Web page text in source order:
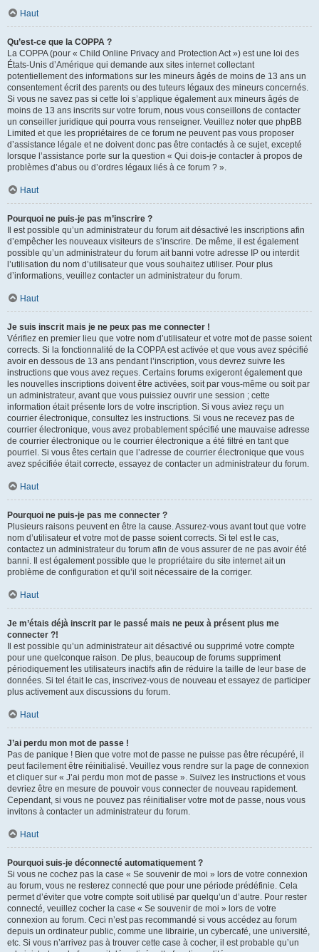
Haut
Qu’est-ce que la COPPA ?
La COPPA (pour « Child Online Privacy and Protection Act ») est une loi des
États-Unis d’Amérique qui demande aux sites internet collectant
potentiellement des informations sur les mineurs âgés de moins de 13 ans un
consentement écrit des parents ou des tuteurs légaux des mineurs concernés.
Si vous ne savez pas si cette loi s’applique également aux mineurs âgés de
moins de 13 ans inscrits sur votre forum, nous vous conseillons de contacter
un conseiller juridique qui pourra vous renseigner. Veuillez noter que phpBB
Limited et que les propriétaires de ce forum ne peuvent pas vous proposer
d’assistance légale et ne doivent donc pas être contactés à ce sujet, excepté
lorsque l’assistance porte sur la question « Qui dois-je contacter à propos de
problèmes d’abus ou d’ordres légaux liés à ce forum ? ».
Haut
Pourquoi ne puis-je pas m’inscrire ?
Il est possible qu’un administrateur du forum ait désactivé les inscriptions afin
d’empêcher les nouveaux visiteurs de s’inscrire. De même, il est également
possible qu’un administrateur du forum ait banni votre adresse IP ou interdit
l’utilisation du nom d’utilisateur que vous souhaitez utiliser. Pour plus
d’informations, veuillez contacter un administrateur du forum.
Haut
Je suis inscrit mais je ne peux pas me connecter !
Vérifiez en premier lieu que votre nom d’utilisateur et votre mot de passe soient
corrects. Si la fonctionnalité de la COPPA est activée et que vous avez spécifié
avoir en dessous de 13 ans pendant l’inscription, vous devrez suivre les
instructions que vous avez reçues. Certains forums exigeront également que
les nouvelles inscriptions doivent être activées, soit par vous-même ou soit par
un administrateur, avant que vous puissiez ouvrir une session ; cette
information était présente lors de votre inscription. Si vous aviez reçu un
courrier électronique, consultez les instructions. Si vous ne recevez pas de
courrier électronique, vous avez probablement spécifié une mauvaise adresse
de courrier électronique ou le courrier électronique a été filtré en tant que
pourriel. Si vous êtes certain que l’adresse de courrier électronique que vous
avez spécifiée était correcte, essayez de contacter un administrateur du forum.
Haut
Pourquoi ne puis-je pas me connecter ?
Plusieurs raisons peuvent en être la cause. Assurez-vous avant tout que votre
nom d’utilisateur et votre mot de passe soient corrects. Si tel est le cas,
contactez un administrateur du forum afin de vous assurer de ne pas avoir été
banni. Il est également possible que le propriétaire du site internet ait un
problème de configuration et qu’il soit nécessaire de la corriger.
Haut
Je m’étais déjà inscrit par le passé mais ne peux à présent plus me
connecter ?!
Il est possible qu’un administrateur ait désactivé ou supprimé votre compte
pour une quelconque raison. De plus, beaucoup de forums suppriment
périodiquement les utilisateurs inactifs afin de réduire la taille de leur base de
données. Si tel était le cas, inscrivez-vous de nouveau et essayez de participer
plus activement aux discussions du forum.
Haut
J’ai perdu mon mot de passe !
Pas de panique ! Bien que votre mot de passe ne puisse pas être récupéré, il
peut facilement être réinitialisé. Veuillez vous rendre sur la page de connexion
et cliquer sur « J’ai perdu mon mot de passe ». Suivez les instructions et vous
devriez être en mesure de pouvoir vous connecter de nouveau rapidement.
Cependant, si vous ne pouvez pas réinitialiser votre mot de passe, nous vous
invitons à contacter un administrateur du forum.
Haut
Pourquoi suis-je déconnecté automatiquement ?
Si vous ne cochez pas la case « Se souvenir de moi » lors de votre connexion
au forum, vous ne resterez connecté que pour une période prédéfinie. Cela
permet d’éviter que votre compte soit utilisé par quelqu’un d’autre. Pour rester
connecté, veuillez cocher la case « Se souvenir de moi » lors de votre
connexion au forum. Ceci n’est pas recommandé si vous accédez au forum
depuis un ordinateur public, comme une librairie, un cybercafé, une université,
etc. Si vous n’arrivez pas à trouver cette case à cocher, il est probable qu’un